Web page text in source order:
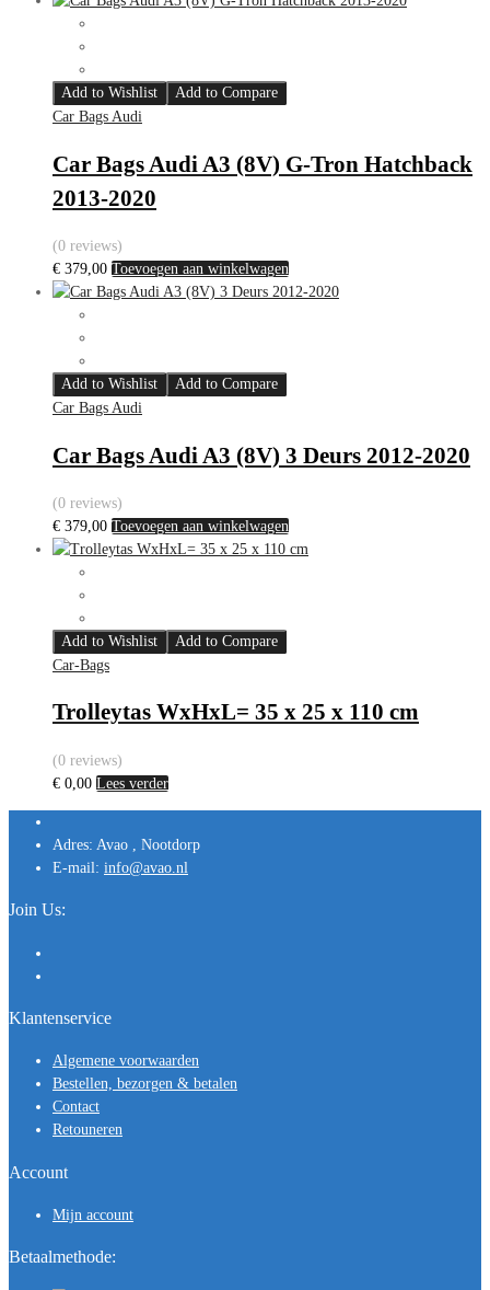
Add to Wishlist
Add to Compare
Car Bags Audi
Car Bags Audi A3 (8V) G-Tron Hatchback
2013-2020
(0 reviews)
€ 379,00 Toevoegen aan winkelwagen
Add to Wishlist
Add to Compare
Car Bags Audi
Car Bags Audi A3 (8V) 3 Deurs 2012-2020
(0 reviews)
€ 379,00 Toevoegen aan winkelwagen
Add to Wishlist
Add to Compare
Car-Bags
Trolleytas WxHxL= 35 x 25 x 110 cm
(0 reviews)
€ 0,00 Lees verder
Adres: Avao , Nootdorp
E-mail: info@avao.nl
Join Us:
Klantenservice
Algemene voorwaarden
Bestellen, bezorgen & betalen
Contact
Retouneren
Account
Mijn account
Betaalmethode: